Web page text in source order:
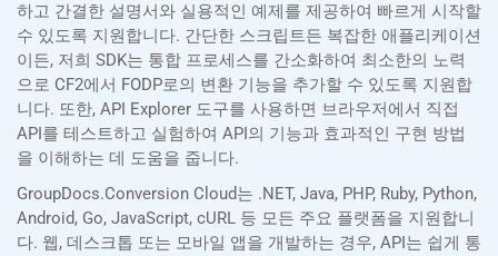
하고 간결한 설명서와 실용적인 예제를 제공하여 빠르게 시작할
수 있도록 지원합니다. 간단한 스크립트든 복잡한 애플리케이션
이든, 저희 SDK는 통합 프로세스를 간소화하여 최소한의 노력
으로 CF2에서 FODP로의 변환 기능을 추가할 수 있도록 지원합
니다. 또한, API Explorer 도구를 사용하면 브라우저에서 직접
API를 테스트하고 실험하여 API의 기능과 효과적인 구현 방법
을 이해하는 데 도움을 줍니다.
GroupDocs.Conversion Cloud는 .NET, Java, PHP, Ruby, Python,
Android, Go, JavaScript, cURL 등 모든 주요 플랫폼을 지원합니
다. 웹, 데스크톱 또는 모바일 앱을 개발하는 경우, API는 쉽게 통